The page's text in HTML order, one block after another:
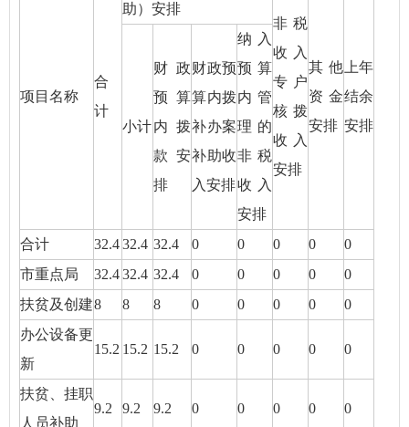
项目名称
合
计
助）安排
非税
收入
专户
核拨
收入
安排
其他
资金
安排
上年
结余
安排
小计
财政
预算
内拨
款安
排
财政预
算内拨
补办案
补助收
入安排
纳入
预算
内管
理的
非税
收入
安排
合计
32.432.4 32.4 0 0 0 0
0
市重点局
32.432.4 32.4 0 0 0 0
0
扶贫及创建8 8 8 0 0 0 0
0
办公设备更
新
15.2 15.2 15.2 0 0 0 0 0
扶贫、挂职
人员补助
9.2 9.2 9.2 0 0 0 0 0